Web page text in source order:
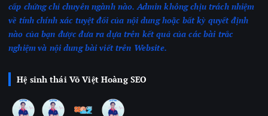
cấp chứng chỉ chuyên ngành nào. Admin không chịu trách nhiệm
về tính chính xác tuyệt đối của nội dung hoặc bất kỳ quyết định
nào của bạn được đưa ra dựa trên kết quả của các bài trắc
nghiệmvà nội dung bài viết trên Website.
Hệ sinh thái Võ Việt Hoàng SEO